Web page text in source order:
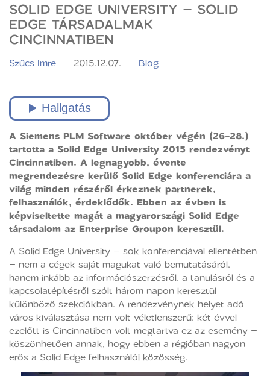
SOLID EDGE UNIVERSITY – SOLID
EDGE TÁRSADALMAK
CINCINNATIBEN
Szűcs Imre 2015.12.07. Blog
A Siemens PLM Software október végén (26-28.)
tartotta a Solid Edge University 2015 rendezvényt
Cincinnatiben. A legnagyobb, évente
megrendezésre kerülő Solid Edge konferenciára a
világ minden részéről érkeznek partnerek,
felhasználók, érdeklődők. Ebben az évben is
képviseltette magát a magyarországi Solid Edge
társadalom az Enterprise Groupon keresztül.
A Solid Edge University – sok konferenciával ellentétben
– nem a cégek saját magukat való bemutatásáról,
hanem inkább az információszerzésről, a tanulásról és a
kapcsolatépítésről szólt három napon keresztül
különböző szekciókban. A rendezvénynek helyet adó
város kiválasztása nem volt véletlenszerű: két évvel
ezelőtt is Cincinnatiben volt megtartva ez az esemény –
köszönhetően annak, hogy ebben a régióban nagyon
erős a Solid Edge felhasználói közösség.